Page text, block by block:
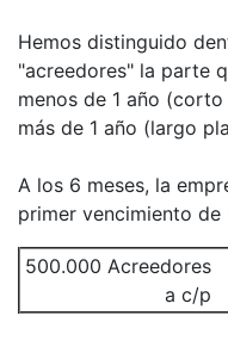
Hemos distinguido
"acreedores" la parte
menos de 1 año
más de 1 año (largo
A los 6 meses, la
primer vencimiento
500.000 Acreedores
a c/p